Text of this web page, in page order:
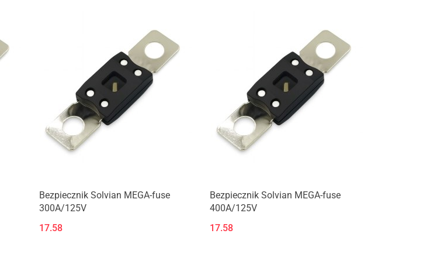
Produkt niedostępny
Bezpiecznik Solvian MEGA-fuse
300A/125V
17.58
Produkt niedostępny
Bezpiecznik Solvian MEGA-fuse
400A/125V
17.58